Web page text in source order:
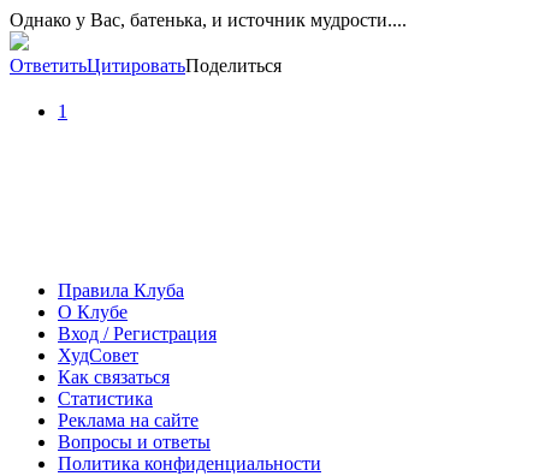
Однако у Вас, батенька, и источник мудрости....
ОтветитьЦитироватьПоделиться
1
Правила Клуба
О Клубе
Вход / Регистрация
ХудСовет
Как связаться
Статистика
Реклама на сайте
Вопросы и ответы
Политика конфиденциальности